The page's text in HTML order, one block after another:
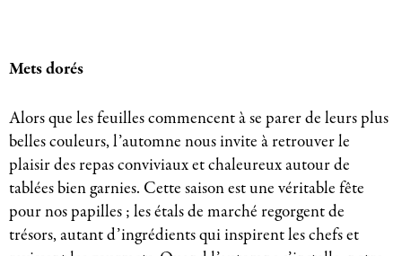
Mets dorés
Alors que les feuilles commencent à se parer de leurs plus
belles couleurs, l’automne nous invite à retrouver le
plaisir des repas conviviaux et chaleureux autour de
tablées bien garnies. Cette saison est une véritable fête
pour nos papilles ; les étals de marché regorgent de
trésors, autant d’ingrédients qui inspirent les chefs et